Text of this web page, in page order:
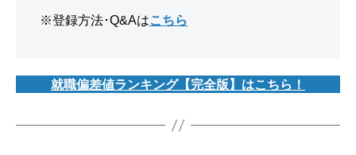
※登録方法･Q&Aはこちら
就職偏差値ランキング【完全版】はこちら！